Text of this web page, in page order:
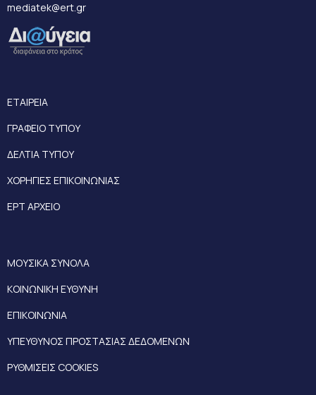
mediatek@ert.gr
ΕΤΑΙΡΕΙΑ
ΓΡΑΦΕΙΟ ΤΥΠΟΥ
ΔΕΛΤΙΑ ΤΥΠΟΥ
ΧΟΡΗΓΙΕΣ ΕΠΙΚΟΙΝΩΝΙΑΣ
ΕΡΤ ΑΡΧΕΙΟ
ΜΟΥΣΙΚΑ ΣΥΝΟΛΑ
ΚΟΙΝΩΝΙΚΗ ΕΥΘΥΝΗ
ΕΠΙΚΟΙΝΩΝΙΑ
ΥΠΕΥΘΥΝΟΣ ΠΡΟΣΤΑΣΙΑΣ ΔΕΔΟΜΕΝΩΝ
ΡΥΘΜΙΣΕΙΣ COOKIES